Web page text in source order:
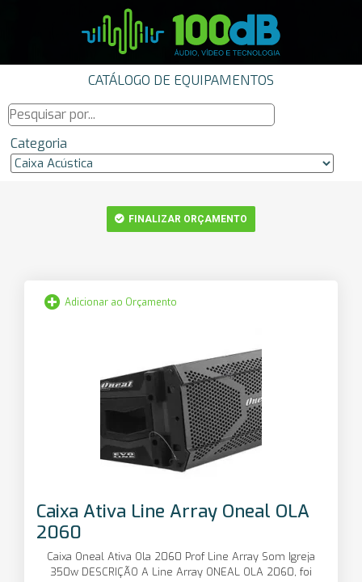
CATÁLOGO DE EQUIPAMENTOS
Categoria
FINALIZAR ORÇAMENTO
Adicionar ao Orçamento
Caixa Ativa Line Array Oneal OLA
2060
Caixa Oneal Ativa Ola 2060 Prof Line Array Som Igreja
350w DESCRIÇÃO A Line Array ONEAL OLA 2060, foi